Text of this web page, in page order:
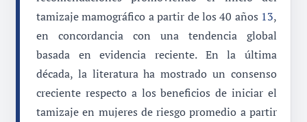
tamizaje mamográfico a partir de los 40 años 13,
en concordancia con una tendencia global
basada en evidencia reciente. En la última
década, la literatura ha mostrado un consenso
creciente respecto a los beneficios de iniciar el
tamizaje en mujeres de riesgo promedio a partir